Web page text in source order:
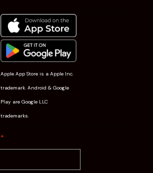
Apple App Store is a Apple Inc.
trademark. Android & Google
Play are Google LLC
trademarks.
*